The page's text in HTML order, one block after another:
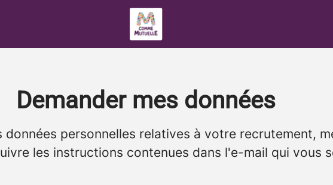
Demander mes données
personnelles relatives à votre recrutement,
les instructions contenues dans l'e-mail qui vous